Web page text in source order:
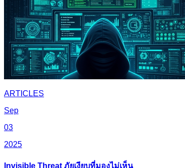
ARTICLES
Sep
03
2025
Invisible Threat ภัยเงียบที่มองไม่เห็น